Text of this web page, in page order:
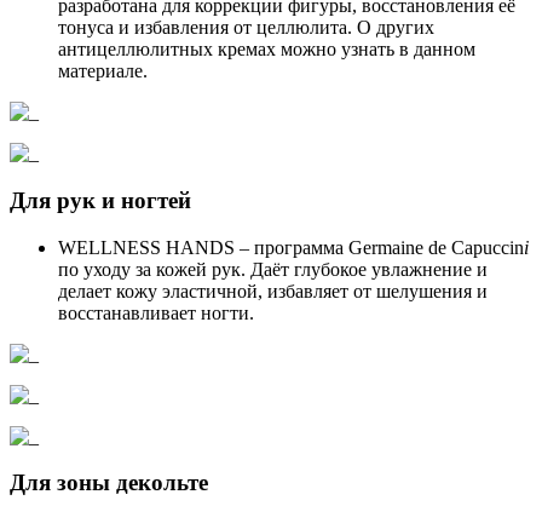
разработана для коррекции фигуры, восстановления её
тонуса и избавления от целлюлита. О других
антицеллюлитных кремах можно узнать в данном
материале.
Для рук и ногтей
WELLNESS HANDS – программа Germaine de Capuccini
по уходу за кожей рук. Даёт глубокое увлажнение и
делает кожу эластичной, избавляет от шелушения и
восстанавливает ногти.
Для зоны декольте